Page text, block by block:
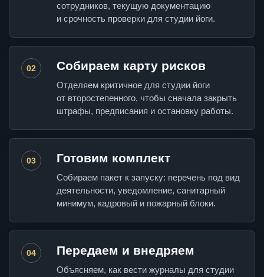
сотрудников, текущую документацию
и срочность проверки для студии йоги.
02 Собираем карту рисков
Отделяем критичное для студии йоги
от второстепенного, чтобы сначала закрыть
штрафы, предписания и остановку работы.
03 Готовим комплект
Собираем пакет к запуску: перечень под вид
деятельности, уведомление, санитарный
минимум, кадровый и пожарный блоки.
04 Передаем и внедряем
Объясняем, как вести журналы для студии